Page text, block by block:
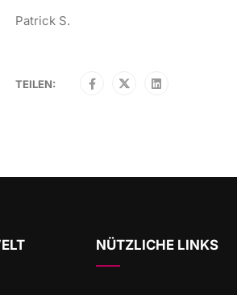
Patrick S.
TEILEN:
NÜTZLICHE LINKS